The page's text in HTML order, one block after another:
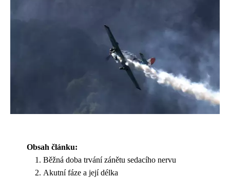
Obsah článku:
Běžná doba trvání zánětu sedacího nervu
Akutní fáze a její délka